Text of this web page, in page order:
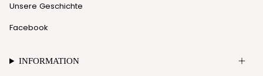
Unsere Geschichte
Facebook
INFORMATION